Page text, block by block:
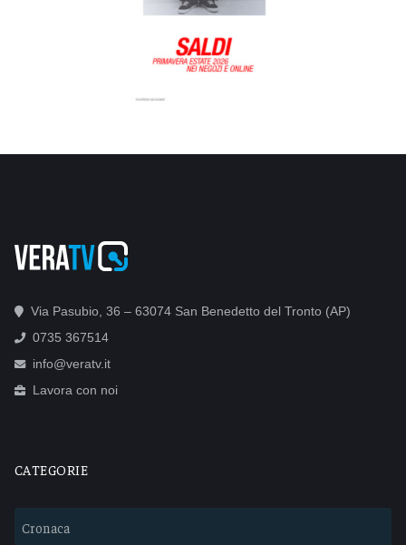
Via Pasubio, 36 – 63074 San Benedetto del Tronto (AP)
0735 367514
info@veratv.it
Lavora con noi
CATEGORIE
Cronaca